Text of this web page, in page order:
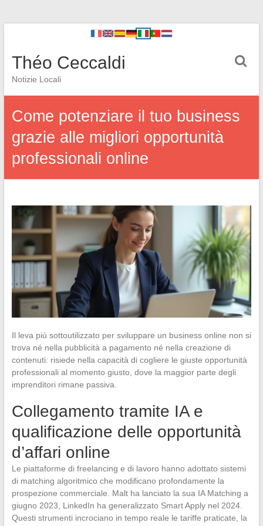
Théo Ceccaldi
Notizie Locali
Come potenziare il tuo business
grazie alle migliori opportunità
professionali online
Il leva più sottoutilizzato per sviluppare un business online non si
trova né nella pubblicità a pagamento né nella creazione di
contenuti: risiede nella capacità di cogliere le giuste opportunità
professionali al momento giusto, dove la maggior parte degli
imprenditori rimane passiva.
Collegamento tramite IA e
qualificazione delle opportunità
d’affari online
Le piattaforme di freelancing e di lavoro hanno adottato sistemi
di matching algoritmico che modificano profondamente la
prospezione commerciale. Malt ha lanciato la sua IA Matching a
giugno 2023, LinkedIn ha generalizzato Smart Apply nel 2024.
Questi strumenti incrociano in tempo reale le tariffe praticate, la